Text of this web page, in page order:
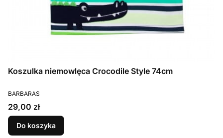
Koszulka niemowlęca Crocodile Style 74cm
PRODUCENT
BARBARAS
Cena
29,00 zł
Do koszyka